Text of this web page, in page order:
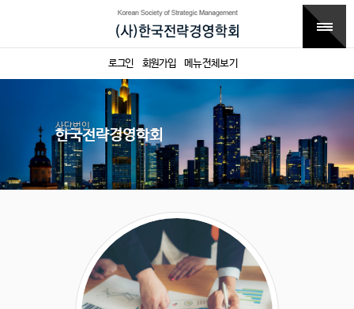
로그인 회원가입 메뉴전체보기
사단법인
한국전략경영학회